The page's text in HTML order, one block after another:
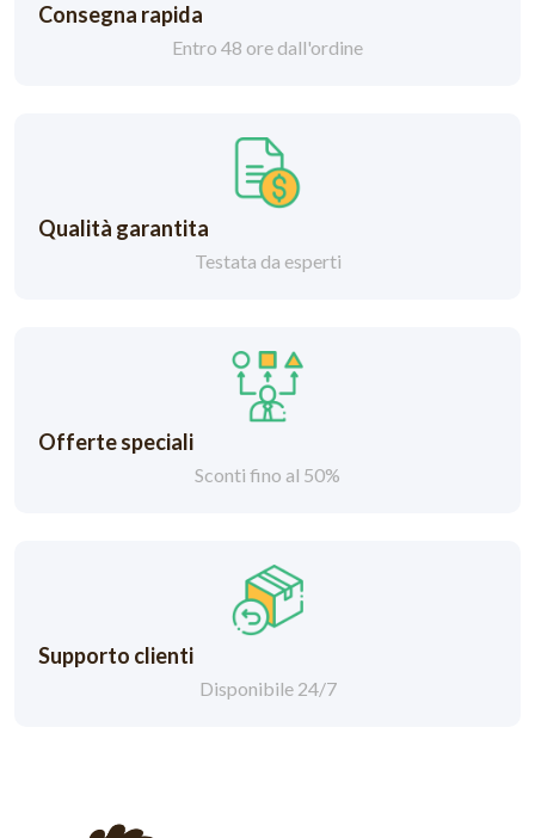
Consegna rapida
Entro 48 ore dall'ordine
Qualità garantita
Testata da esperti
Offerte speciali
Sconti fino al 50%
Supporto clienti
Disponibile 24/7